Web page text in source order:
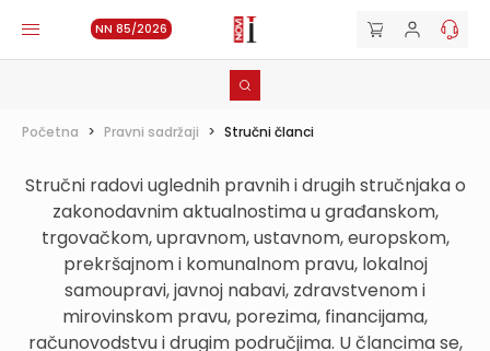
NN 85/2026
Početna > Pravni sadržaji > Stručni članci
Stručni radovi uglednih pravnih i drugih stručnjaka o
zakonodavnim aktualnostima u građanskom,
trgovačkom, upravnom, ustavnom, europskom,
prekršajnom i komunalnom pravu, lokalnoj
samoupravi, javnoj nabavi, zdravstvenom i
mirovinskom pravu, porezima, financijama,
računovodstvu i drugim područjima. U člancima se,